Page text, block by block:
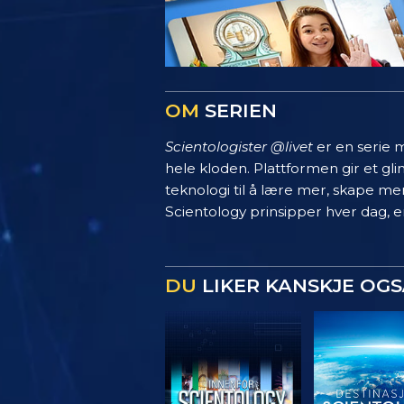
OM SERIEN
Scientologister @livet er en serie
hele kloden. Plattformen gir et
teknologi til å lære mer, skape
Scientology prinsipper hver dag,
DU LIKER KANSKJE